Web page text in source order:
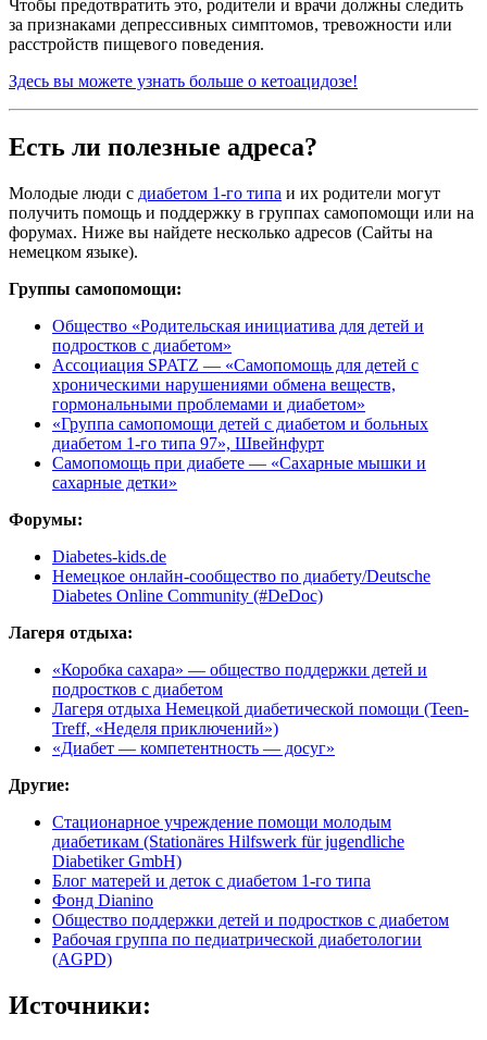
Чтобы предотвратить это, родители и врачи должны следить
за признаками депрессивных симптомов, тревожности или
расстройств пищевого поведения.
Здесь вы можете узнать больше о кетоацидозе!
Есть ли полезные адреса?
Молодые люди с диабетом 1-го типа и их родители могут
получить помощь и поддержку в группах самопомощи или на
форумах. Ниже вы найдете несколько адресов (Сайты на
немецком языке).
Группы самопомощи:
Общество «Родительская инициатива для детей и
подростков с диабетом»
Ассоциация SPATZ — «Самопомощь для детей с
хроническими нарушениями обмена веществ,
гормональными проблемами и диабетом»
«Группа самопомощи детей с диабетом и больных
диабетом 1-го типа 97», Швейнфурт
Самопомощь при диабете — «Сахарные мышки и
сахарные детки»
Форумы:
Diabetes-kids.de
Немецкое онлайн-сообщество по диабету/Deutsche
Diabetes Online Community (#DeDoc)
Лагеря отдыха:
«Коробка сахара» — общество поддержки детей и
подростков с диабетом
Лагеря отдыха Немецкой диабетической помощи (Teen-
Treff, «Неделя приключений»)
«Диабет — компетентность — досуг»
Другие:
Стационарное учреждение помощи молодым
диабетикам (Stationäres Hilfswerk für jugendliche
Diabetiker GmbH)
Блог матерей и деток с диабетом 1-го типа
Фонд Dianino
Общество поддержки детей и подростков с диабетом
Рабочая группа по педиатрической диабетологии
(AGPD)
Источники: